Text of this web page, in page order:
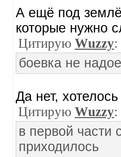
А ещё под
которые нужно
Цитирую Wuzzy:
боевка не
Да нет,
Цитирую Wuzzy:
в первой части
приходилось